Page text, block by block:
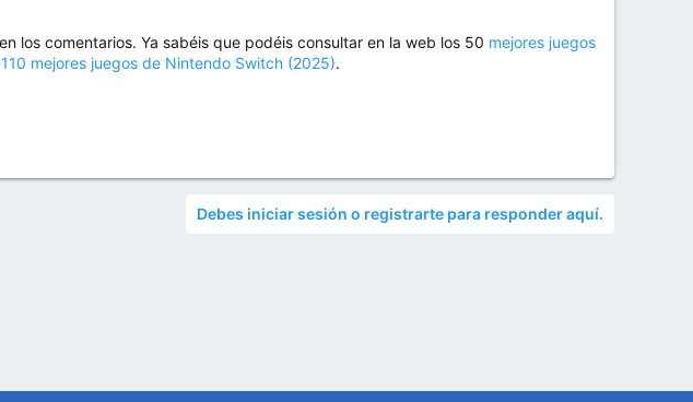
los comentarios. Ya sabéis que podéis consultar en la web los 50 mejores juegos
mejores juegos de Nintendo Switch (2025).
Debes iniciar sesión o registrarte para responder aquí.